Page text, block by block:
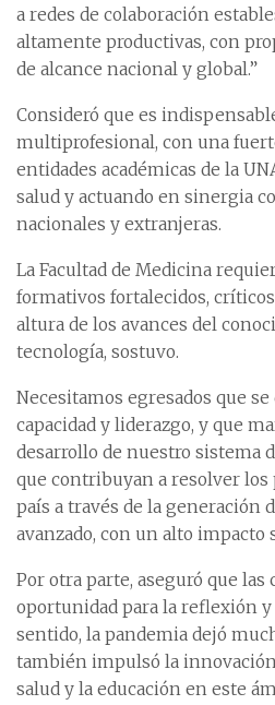
a redes de colaboración
altamente productivas, con
de alcance nacional y global.”
Consideró que es
multiprofesional, con una
entidades académicas de la
salud y actuando en sinergia
nacionales y extranjeras.
La Facultad de Medicina
formativos fortalecidos,
altura de los avances del
tecnología, sostuvo.
Necesitamos egresados que
capacidad y liderazgo, y que
desarrollo de nuestro sistema
que contribuyan a resolver los
país a través de la generación
avanzado, con un alto impacto
Por otra parte, aseguró que
oportunidad para la reflexión
sentido, la pandemia dejó
también impulsó la
salud y la educación en este